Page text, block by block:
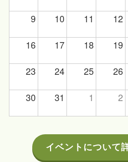
9
10 11 12
16 17 18 19
23 24 25 26
30 31 1 2
イベントについて